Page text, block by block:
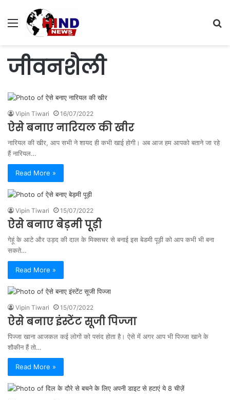
Menu
जीवनशैली
Vipin Tiwari 16/07/2022
ऐसे बनाए नारियल की खीर
नारियल की खीर, आप सभी ने शायद ही कभी खाई होगी। अब आज हम आपको बताने जा रहे
हैं नारियल…
Read More »
Vipin Tiwari 15/07/2022
ऐसे बनाए बेड़मी पूड़ी
गेहूं के आटे और उड़द की दाल के मिक्सचर से बनाई इस बेडमी पूड़ी को आप कभी भी बना
सकते…
Read More »
Vipin Tiwari 15/07/2022
ऐसे बनाए इंस्टेंट सूजी पिज्जा
पिज्जा खाना आजकल कई लोगों को पसंद होता है। ऐसे में अगर आप भी पिज्जा खाने के
शौकीन हैं तो…
Read More »